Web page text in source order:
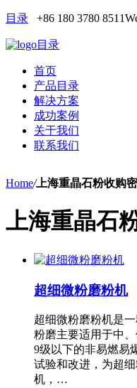
目录 +86 180 3780 8511
目录
首页
产品目录
解决方案
成功案例
关于我们
联系我们
Home/上海重晶石粉收购
上海重晶石
超细微粉磨粉机
超细微粉磨粉机是
粉磨主要适用于中
9级以下的非易燃易
试验和改进，为超
机，…